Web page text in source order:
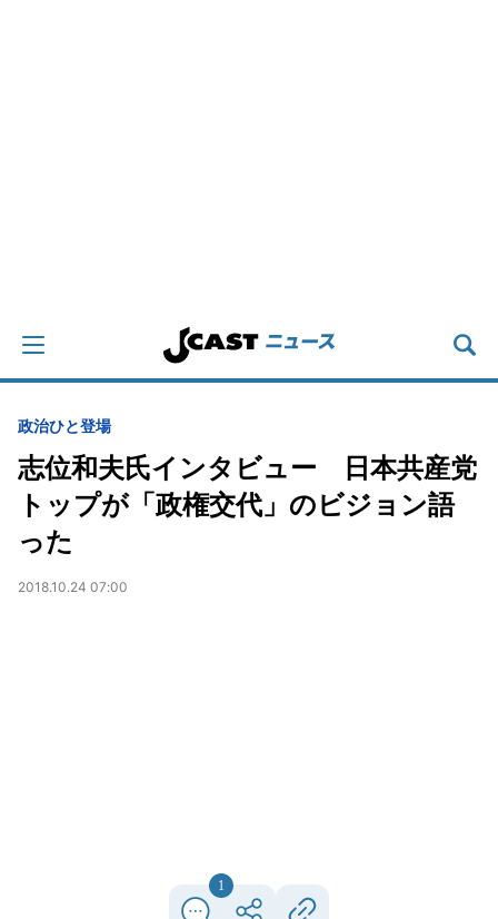
政治ひと登場
志位和夫氏インタビュー 日本共産党
トップが「政権交代」のビジョン語
った
2018.10.24 07:00
1